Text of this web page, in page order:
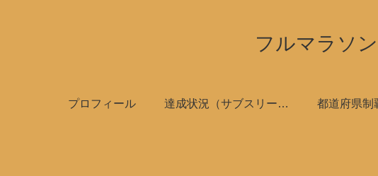
フルマラソ
プロフィール 達成状況（サブスリーで全国制覇） 都道府県制